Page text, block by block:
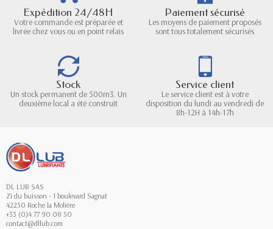
Expédition 24/48H
Votre commande est préparée et
livrée chez vous ou en point relais
Paiement sécurisé
Les moyens de paiement proposés
sont tous totalement sécurisés
Stock
Un stock permanent de 500m3. Un
deuxième local a été construit
Service client
Le service client est à votre
disposition du lundi au vendredi de
8h-12H à 14h-17h
DL LUB SAS
Zi du buisson - 1 boulevard Sagnat
42230 Roche la Molière
+33 (0)4 77 90 08 50
contact@dllub.com